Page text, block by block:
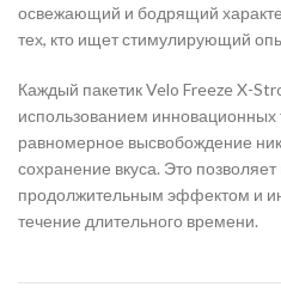
освежающий и бодрящий
тех, кто ищет стимулирующий
Каждый пакетик Velo Freeze X-
использованием инновационных
равномерное высвобождение
сохранение вкуса. Это
продолжительным эффектом и
течение длительного времени.